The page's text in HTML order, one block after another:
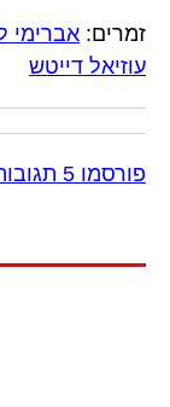
זמרים: אברימי
עוזיאל דייטש
פורסמו 5 תגובות